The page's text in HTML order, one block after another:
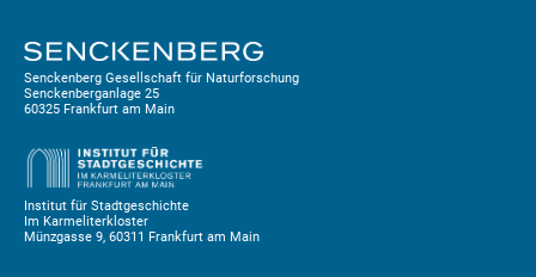
Senckenberg Gesellschaft für Naturforschung
Senckenberganlage 25
60325 Frankfurt am Main
Institut für Stadtgeschichte
Im Karmeliterkloster
Münzgasse 9, 60311 Frankfurt am Main